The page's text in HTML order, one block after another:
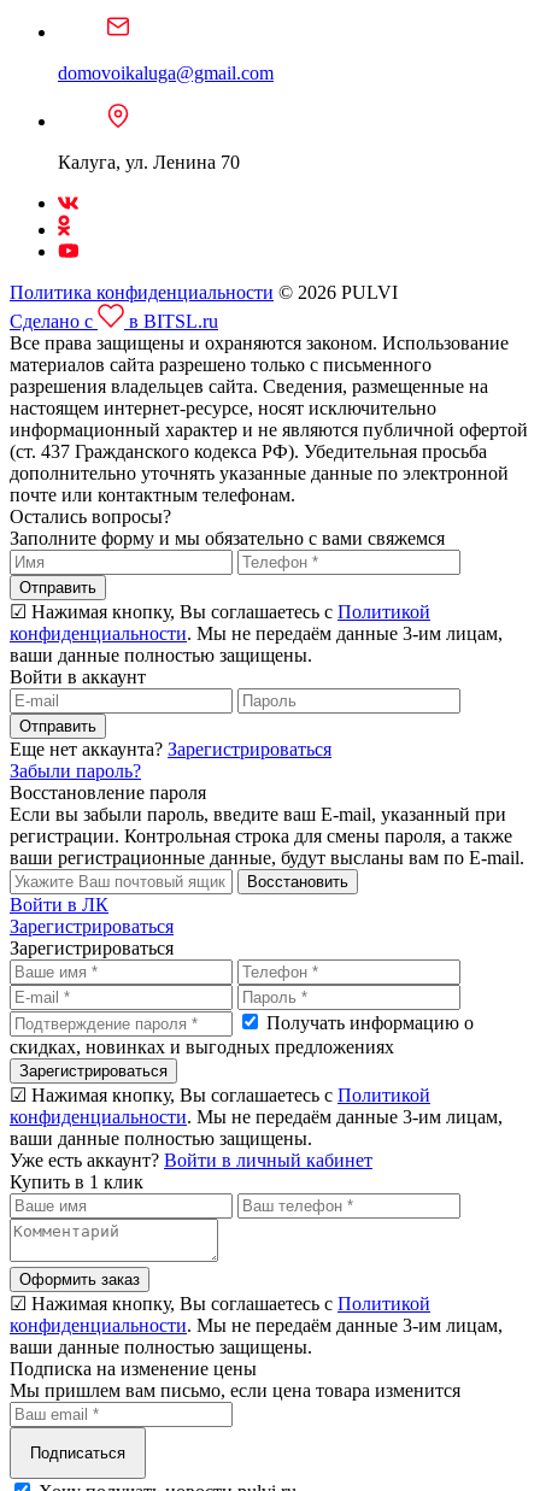
domovoikaluga@gmail.com
Калуга, ул. Ленина 70
Политика конфиденциальности © 2026 PULVI
Сделано с
в BITSL.ru
Все права защищены и охраняются законом. Использование
материалов сайта разрешено только с письменного
разрешения владельцев сайта. Сведения, размещенные на
настоящем интернет-ресурсе, носят исключительно
информационный характер и не являются публичной офертой
(ст. 437 Гражданского кодекса РФ). Убедительная просьба
дополнительно уточнять указанные данные по электронной
почте или контактным телефонам.
Остались вопросы?
Заполните форму и мы обязательно с вами свяжемся
Отправить
☑ Нажимая кнопку, Вы соглашаетесь с Политикой
конфиденциальности. Мы не передаём данные 3-им лицам,
ваши данные полностью защищены.
Войти в аккаунт
Отправить
Еще нет аккаунта? Зарегистрироваться
Забыли пароль?
Восстановление пароля
Если вы забыли пароль, введите ваш E-mail, указанный при
регистрации. Контрольная строка для смены пароля, а также
ваши регистрационные данные, будут высланы вам по E-mail.
Восстановить
Войти в ЛК
Зарегистрироваться
Зарегистрироваться
Получать информацию о
скидках, новинках и выгодных предложениях
Зарегистрироваться
☑ Нажимая кнопку, Вы соглашаетесь с Политикой
конфиденциальности. Мы не передаём данные 3-им лицам,
ваши данные полностью защищены.
Уже есть аккаунт? Войти в личный кабинет
Купить в 1 клик
Оформить заказ
☑ Нажимая кнопку, Вы соглашаетесь с Политикой
конфиденциальности. Мы не передаём данные 3-им лицам,
ваши данные полностью защищены.
Подписка на изменение цены
Мы пришлем вам письмо, если цена товара изменится
Подписаться